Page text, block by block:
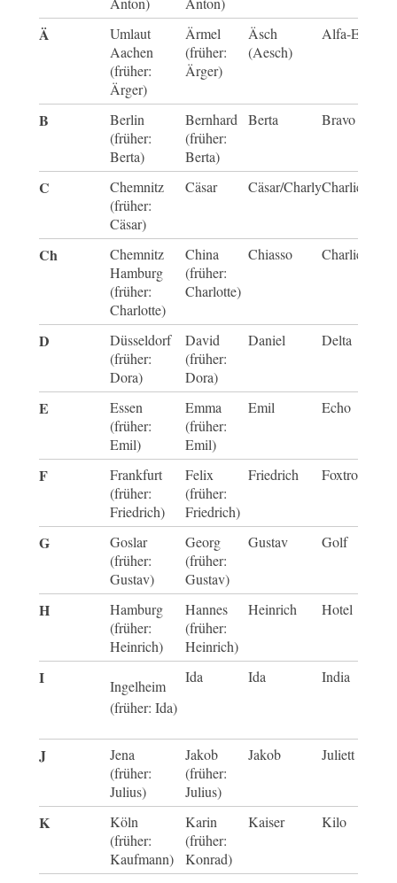
Ä
Umlaut
Aachen
(früher:
Ärger)
Ärmel
(früher:
Ärger)
Äsch
(Aesch)
Alfa-Echo
B
Berlin
(früher:
Berta)
Bernhard
(früher:
Berta)
Berta Bravo
C
Chemnitz
(früher:
Cäsar)
Cäsar Cäsar/CharlyCharlie
Ch
Chemnitz
Hamburg
(früher:
Charlotte)
China
(früher:
Charlotte)
Chiasso Charlie-Hotel
D
Düsseldorf
(früher:
Dora)
David
(früher:
Dora)
Daniel Delta
E
Essen
(früher:
Emil)
Emma
(früher:
Emil)
Emil Echo
F
Frankfurt
(früher:
Friedrich)
Felix
(früher:
Friedrich)
Friedrich Foxtrot
G
Goslar
(früher:
Gustav)
Georg
(früher:
Gustav)
Gustav Golf
H
Hamburg
(früher:
Heinrich)
Hannes
(früher:
Heinrich)
Heinrich Hotel
I
Ingelheim
(früher: Ida)
Ida Ida India
J
Jena
(früher:
Julius)
Jakob
(früher:
Julius)
Jakob Juliett
K
Köln
(früher:
Kaufmann)
Karin
(früher:
Konrad)
Kaiser Kilo